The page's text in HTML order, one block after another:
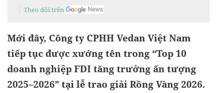
Theo dõi trên
Mới đây, Công ty CPHH Vedan Việt Nam
tiếp tục được xướng tên trong “Top 10
doanh nghiệp FDI tăng trưởng ấn tượng
2025–2026” tại lễ trao giải Rồng Vàng 2026.